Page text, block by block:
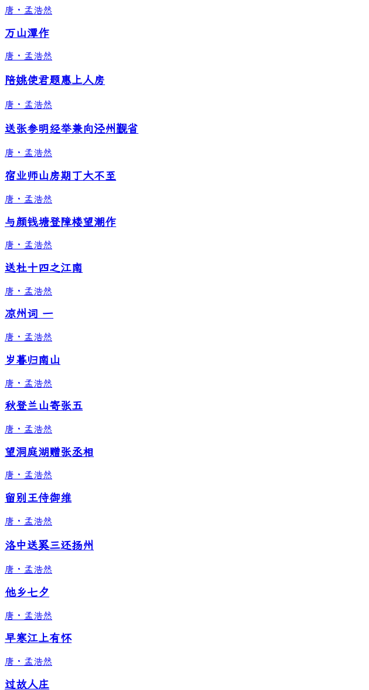
唐 · 孟浩然
万山潭作
唐 · 孟浩然
陪姚使君题惠上人房
唐 · 孟浩然
送张参明经举兼向泾州觐省
唐 · 孟浩然
宿业师山房期丁大不至
唐 · 孟浩然
与颜钱塘登障楼望潮作
唐 · 孟浩然
送杜十四之江南
唐 · 孟浩然
凉州词 一
唐 · 孟浩然
岁暮归南山
唐 · 孟浩然
秋登兰山寄张五
唐 · 孟浩然
望洞庭湖赠张丞相
唐 · 孟浩然
留别王侍御维
唐 · 孟浩然
洛中送奚三还扬州
唐 · 孟浩然
他乡七夕
唐 · 孟浩然
早寒江上有怀
唐 · 孟浩然
过故人庄